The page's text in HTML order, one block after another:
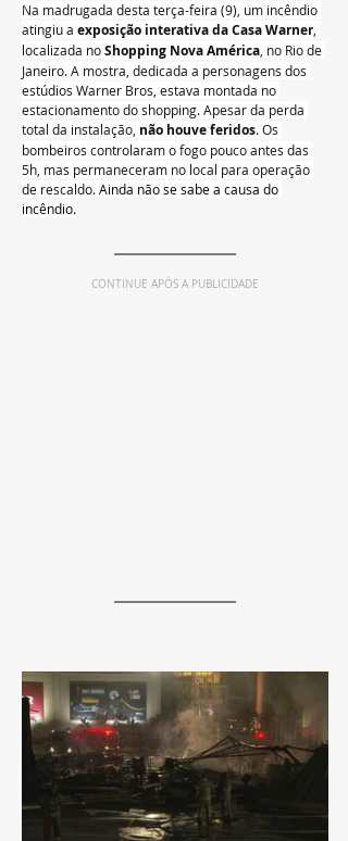
Na madrugada desta terça-feira (9), um incêndio
atingiu a exposição interativa da Casa Warner,
localizada no Shopping Nova América, no Rio de
Janeiro. A mostra, dedicada a personagens dos
estúdios Warner Bros, estava montada no
estacionamento do shopping. Apesar da perda
total da instalação, não houve feridos. Os
bombeiros controlaram o fogo pouco antes das
5h, mas permaneceram no local para operação
de rescaldo. Ainda não se sabe a causa do
incêndio.
CONTINUE APÓS A PUBLICIDADE